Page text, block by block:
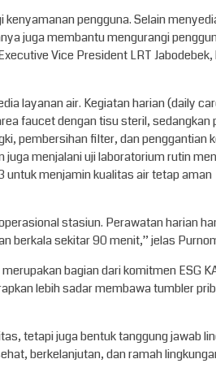
pengguna. Selain
juga membantu mengurangi
Vice President LRT
layanan air. Kegiatan harian (daily
faucet dengan tisu steril, sedangkan
pembersihan filter, dan penggantian
menjalani uji laboratorium rutin
untuk menjamin kualitas air tetap aman
stasiun. Perawatan harian
berkala sekitar 90 menit,” jelas
bagian dari komitmen ESG
lebih sadar membawa tumbler
tetapi juga bentuk tanggung jawab
berkelanjutan, dan ramah